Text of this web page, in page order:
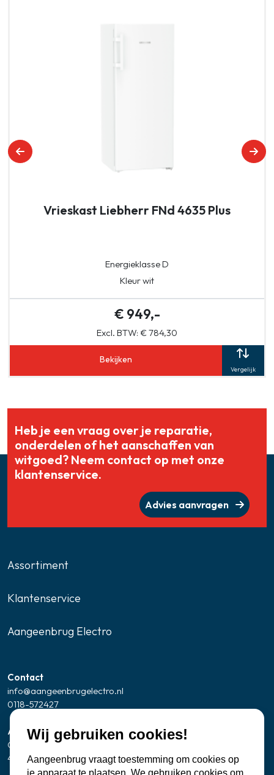
Vrieskast Liebherr FNd 4635 Plus
Energieklasse D
Kleur wit
€ 949,-
Excl. BTW: € 784,30
Bekijken
Vergelijk
Heb je een vraag over je reparatie,
onderdelen of het aanschaffen van
witgoed? Neem contact op met onze
klantenservice.
Advies aanvragen
Assortiment
Klantenservice
Aangeenbrug Electro
Contact
info@aangeenbrugelectro.nl
0118-572427
Adresgegevens Showroom/kantoor
Oude Zandweg 24
4361 SK Westkapelle
Wij gebruiken cookies!
Aangeenbrug vraagt toestemming om cookies op